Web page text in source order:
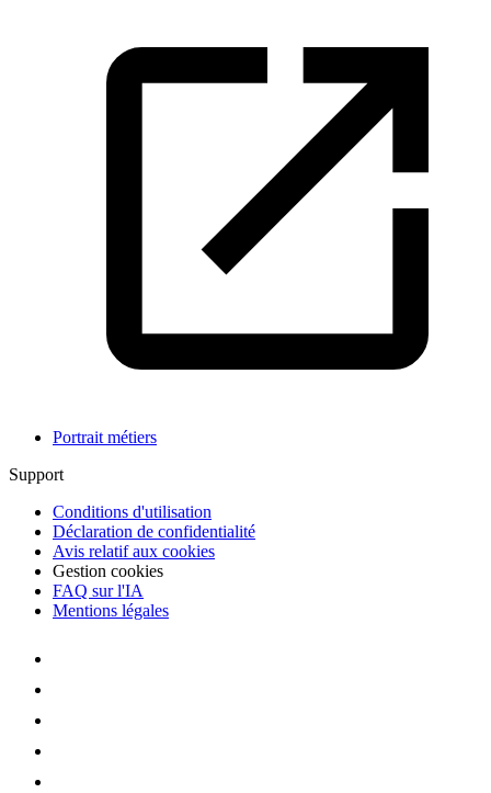
Portrait métiers
Support
Conditions d'utilisation
Déclaration de confidentialité
Avis relatif aux cookies
Gestion cookies
FAQ sur l'IA
Mentions légales